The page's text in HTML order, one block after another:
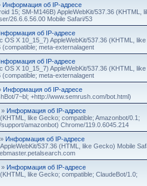
Информация об IP-адресе
15; SM-M146B) AppleWebKit/537.36 (KHTML,
26.6.6.56.00 Mobile Safari/53
об IP-адресе
OS X 10_15_7) AppleWebKit/537.36 (KHTML,
meta-externalagent
об IP-адресе
OS X 10_15_7) AppleWebKit/537.36 (KHTML,
meta-externalagent
Информация об IP-адресе
7~bl; +http://www.semrush.com/bot.html)
» Информация об IP-адресе
like Gecko; compatible; Amazonbot/0.1;
amazonbot) Chrome/119.0.6045.214
» Информация об IP-адресе
537.36 (HTML, like Gecko) Mobile
» Информация об IP-адресе
like Gecko; compatible; ClaudeBot/1.0;